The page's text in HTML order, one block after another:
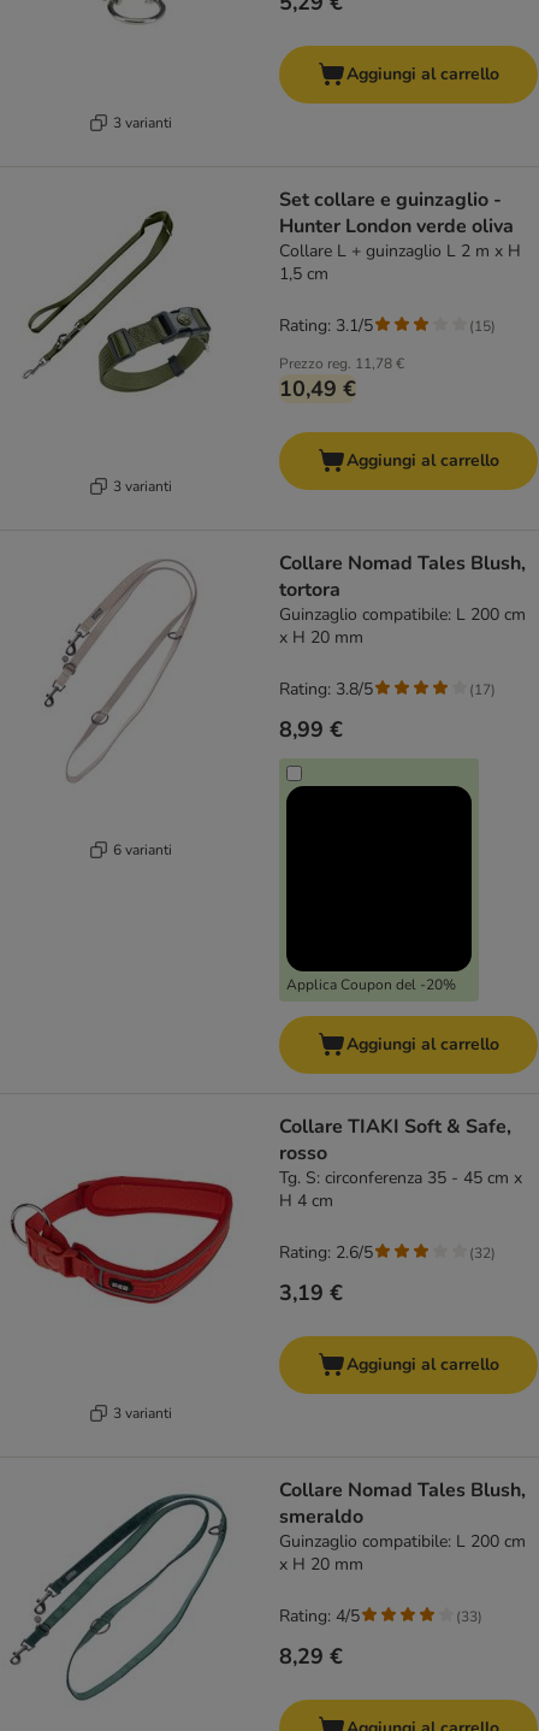
3 varianti
Aggiungi al carrello
3 varianti
Set collare e guinzaglio -
Hunter London verde oliva
Collare L + guinzaglio L 2 m x H
1,5 cm
Prezzo reg. 11,78 €
10,49 €
Rating: 3.1/5 (15)
Aggiungi al carrello
6 varianti
Collare Nomad Tales Blush,
tortora
Guinzaglio compatibile: L 200 cm
x H 20 mm
8,99 €
Applica Coupon del -20%
Rating: 3.8/5 (17)
Aggiungi al carrello
3 varianti
Collare TIAKI Soft & Safe,
rosso
Tg. S: circonferenza 35 - 45 cm x
H 4 cm
3,19 €
Rating: 2.6/5 (32)
Aggiungi al carrello
Collare Nomad Tales Blush,
smeraldo
Guinzaglio compatibile: L 200 cm
x H 20 mm
8,29 €
Rating: 4/5 (33)